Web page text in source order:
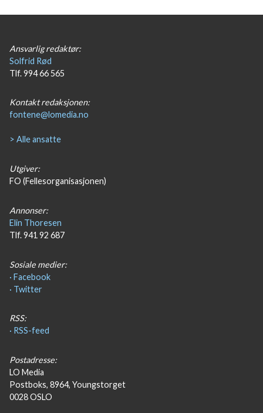
Ansvarlig redaktør:
Solfrid Rød
Tlf. 994 66 565
Kontakt redaksjonen:
fontene@lomedia.no
> Alle ansatte
Utgiver:
FO (Fellesorganisasjonen)
Annonser:
Elin Thoresen
Tlf. 941 92 687
Sosiale medier:
· Facebook
· Twitter
RSS:
· RSS-feed
Postadresse:
LO Media
Postboks, 8964, Youngstorget
0028 OSLO